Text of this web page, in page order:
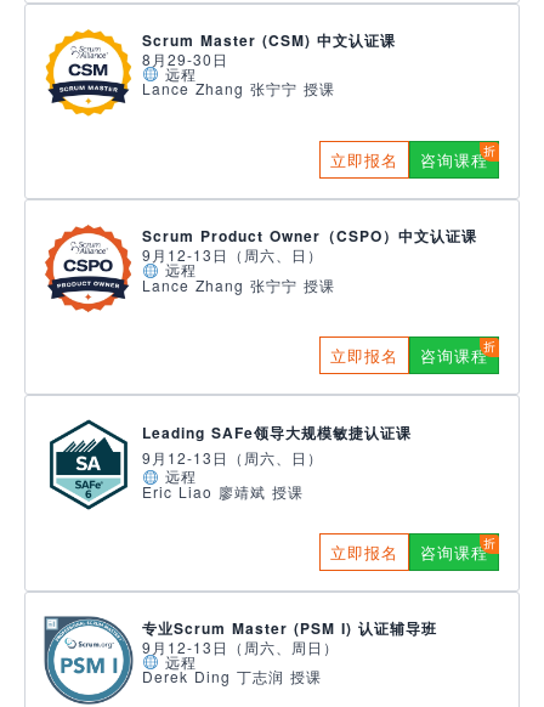
Scrum Master (CSM) 中文认证课
8月29-30日
远程
Lance Zhang 张宁宁 授课
立即报名 咨询课程
Scrum Product Owner（CSPO）中文认证课
9月12-13日（周六、日）
远程
Lance Zhang 张宁宁 授课
立即报名 咨询课程
Leading SAFe领导大规模敏捷认证课
9月12-13日（周六、日）
远程
Eric Liao 廖靖斌 授课
立即报名 咨询课程
专业Scrum Master (PSM I) 认证辅导班
9月12-13日（周六、周日）
远程
Derek Ding 丁志润 授课